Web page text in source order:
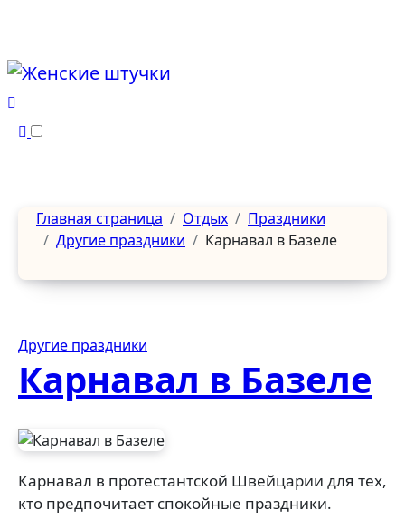
Главная страница Отдых
Праздники
Другие праздники
Карнавал в Базеле
Другие праздники
Карнавал в Базеле
Карнавал в протестантской Швейцарии для тех,
кто предпочитает спокойные праздники.